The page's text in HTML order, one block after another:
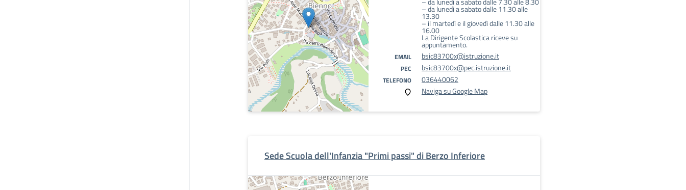
– da lunedì a sabato dalle 11.30 alle
13.30
– il martedì e il giovedì dalle 11.30 alle
16.00
La Dirigente Scolastica riceve su
appuntamento.
EMAIL bsic83700x@istruzione.it
PEC bsic83700x@pec.istruzione.it
TELEFONO
036440062
Naviga su Google Map
Sede Scuola dell'Infanzia "Primi passi" di Berzo Inferiore